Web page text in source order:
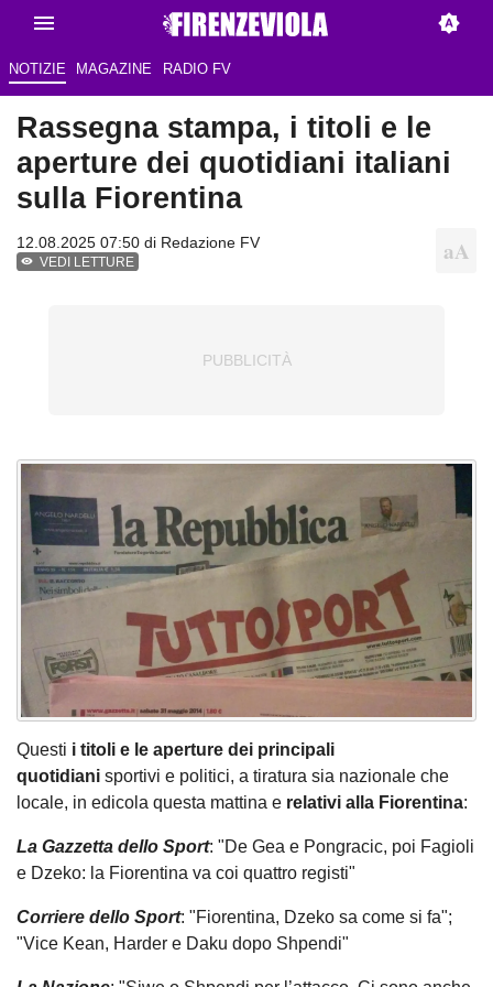
NOTIZIE MAGAZINE RADIO FV
Rassegna stampa, i titoli e le
aperture dei quotidiani italiani
sulla Fiorentina
12.08.2025 07:50 di Redazione FV
VEDI LETTURE
Questi i titoli e le aperture dei principali
quotidiani sportivi e politici, a tiratura sia nazionale che
locale, in edicola questa mattina e relativi alla Fiorentina:
La Gazzetta dello Sport: "De Gea e Pongracic, poi Fagioli
e Dzeko: la Fiorentina va coi quattro registi"
Corriere dello Sport: "Fiorentina, Dzeko sa come si fa";
"Vice Kean, Harder e Daku dopo Shpendi"